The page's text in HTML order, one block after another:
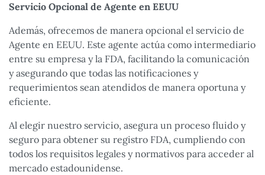
Servicio Opcional de Agente en EEUU
Además, ofrecemos de manera opcional el servicio de
Agente en EEUU. Este agente actúa como intermediario
entre su empresa y la FDA, facilitando la comunicación
y asegurando que todas las notificaciones y
requerimientos sean atendidos de manera oportuna y
eficiente.
Al elegir nuestro servicio, asegura un proceso fluido y
seguro para obtener su registro FDA, cumpliendo con
todos los requisitos legales y normativos para acceder al
mercado estadounidense.